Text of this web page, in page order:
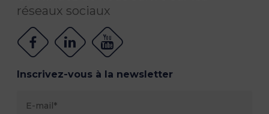
réseaux sociaux
Inscrivez-vous à la newsletter